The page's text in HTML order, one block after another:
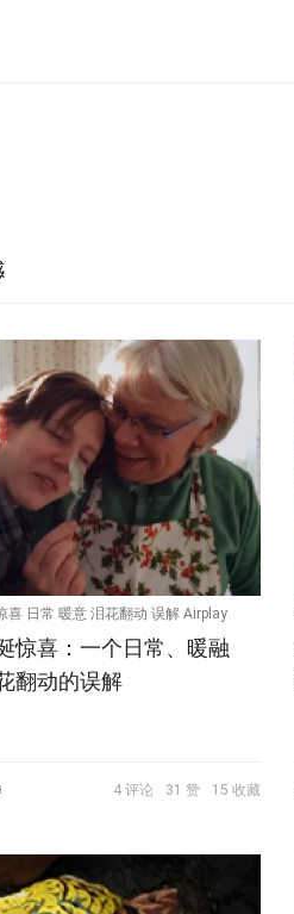
喜 日常 暖意 泪花翻动 误解 Airplay
惊喜：一个日常、暖融
翻动的误解
4 评论 31 赞 15 收藏